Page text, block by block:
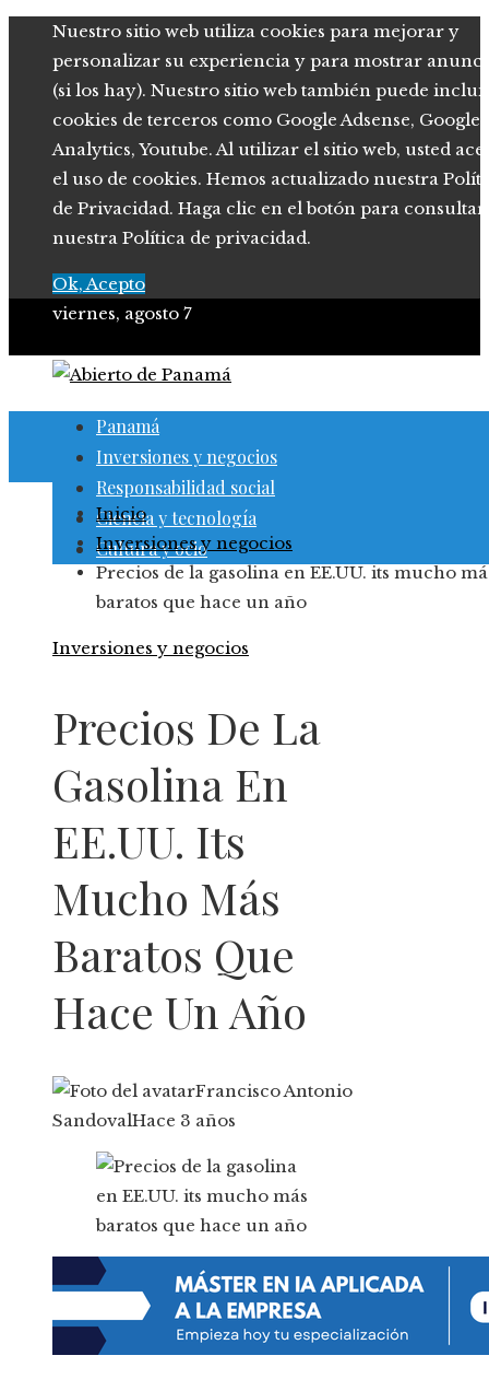
Nuestro sitio web utiliza cookies para mejorar y
personalizar su experiencia y para mostrar
(si los hay). Nuestro sitio web también puede
cookies de terceros como Google Adsense, Google
Analytics, Youtube. Al utilizar el sitio web, usted
el uso de cookies. Hemos actualizado nuestra
de Privacidad. Haga clic en el botón para consultar
nuestra Política de privacidad.
Ok, Acepto
viernes, agosto 7
Panamá
Inversiones y negocios
Responsabilidad social
Ciencia y tecnología
Cultura y ocio
Inicio
Inversiones y negocios
Precios de la gasolina en EE.UU. its mucho
baratos que hace un año
Inversiones y negocios
Precios De La
Gasolina En
EE.UU. Its
Mucho Más
Baratos Que
Hace Un Año
Francisco Antonio
SandovalHace 3 años